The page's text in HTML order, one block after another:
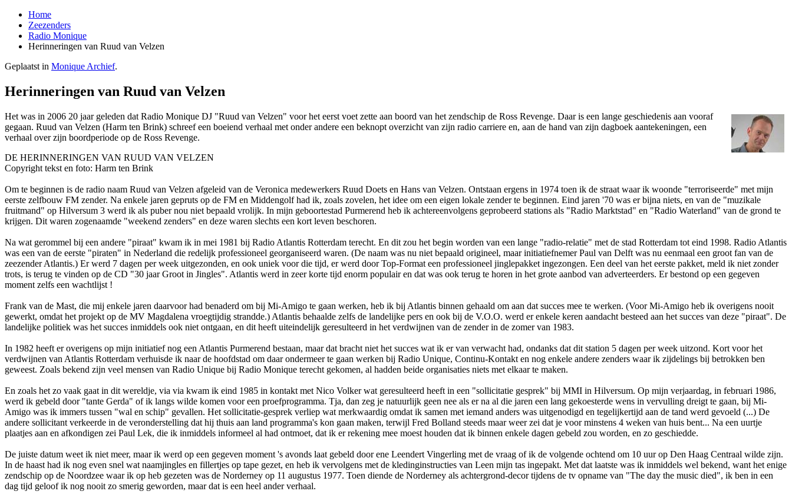
Home
Zeezenders
Radio Monique
Herinneringen van Ruud van Velzen
Geplaatst in Monique Archief.
Herinneringen van Ruud van Velzen
Het was in 2006 20 jaar geleden dat Radio Monique DJ "Ruud van Velzen" voor het eerst voet zette aan boord van het zendschip de Ross Revenge. Daar is een lange geschiedenis aan vooraf
gegaan. Ruud van Velzen (Harm ten Brink) schreef een boeiend verhaal met onder andere een beknopt overzicht van zijn radio carriere en, aan de hand van zijn dagboek aantekeningen, een
verhaal over zijn boordperiode op de Ross Revenge.
DE HERINNERINGEN VAN RUUD VAN VELZEN
Copyright tekst en foto: Harm ten Brink
Om te beginnen is de radio naam Ruud van Velzen afgeleid van de Veronica medewerkers Ruud Doets en Hans van Velzen. O­ntstaan ergens in 1974 toen ik de straat waar ik woonde "terroriseerde" met mijn
eerste zelfbouw FM zender. Na enkele jaren gepruts op de FM en Middengolf had ik, zoals zovelen, het idee om een eigen lokale zender te beginnen. Eind jaren '70 was er bijna niets, en van de "muzikale
fruitmand" op Hilversum 3 werd ik als puber nou niet bepaald vrolijk. In mijn geboortestad Purmerend heb ik achtereenvolgens geprobeerd stations als "Radio Marktstad" en "Radio Waterland" van de grond te
krijgen. Dit waren zogenaamde "weekend zenders" en deze waren slechts een kort leven beschoren.
Na wat gerommel bij een andere "piraat" kwam ik in mei 1981 bij Radio Atlantis Rotterdam terecht. En dit zou het begin worden van een lange "radio-relatie" met de stad Rotterdam tot eind 1998. Radio Atlantis
was een van de eerste "piraten" in Nederland die redelijk professioneel georganiseerd waren. (De naam was nu niet bepaald origineel, maar initiatiefnemer Paul van Delft was nu eenmaal een groot fan van de
zeezender Atlantis.) Er werd 7 dagen per week uitgezonden, en ook uniek voor die tijd, er werd door Top-Format een professioneel jinglepakket ingezongen. Een deel van het eerste pakket, meld ik niet zonder
trots, is terug te vinden op de CD "30 jaar Groot in Jingles". Atlantis werd in zeer korte tijd enorm populair en dat was ook terug te horen in het grote aanbod van adverteerders. Er bestond op een gegeven
moment zelfs een wachtlijst !
Frank van de Mast, die mij enkele jaren daarvoor had benaderd om bij Mi-Amigo te gaan werken, heb ik bij Atlantis binnen gehaald om aan dat succes mee te werken. (Voor Mi-Amigo heb ik overigens nooit
gewerkt, omdat het projekt op de MV Magdalena vroegtijdig strandde.) Atlantis behaalde zelfs de landelijke pers en ook bij de V.O.O. werd er enkele keren aandacht besteed aan het succes van deze "piraat". De
landelijke politiek was het succes inmiddels ook niet o­ntgaan, en dit heeft uiteindelijk geresulteerd in het verdwijnen van de zender in de zomer van 1983.
In 1982 heeft er overigens op mijn initiatief nog een Atlantis Purmerend bestaan, maar dat bracht niet het succes wat ik er van verwacht had, o­ndanks dat dit station 5 dagen per week uitzond. Kort voor het
verdwijnen van Atlantis Rotterdam verhuisde ik naar de hoofdstad om daar o­ndermeer te gaan werken bij Radio Unique, Continu-Kontakt en nog enkele andere zenders waar ik zijdelings bij betrokken ben
geweest. Zoals bekend zijn veel mensen van Radio Unique bij Radio Monique terecht gekomen, al hadden beide organisaties niets met elkaar te maken.
En zoals het zo vaak gaat in dit wereldje, via via kwam ik eind 1985 in kontakt met Nico Volker wat geresulteerd heeft in een "sollicitatie gesprek" bij MMI in Hilversum. Op mijn verjaardag, in februari 1986,
werd ik gebeld door "tante Gerda" of ik langs wilde komen voor een proefprogramma. Tja, dan zeg je natuurlijk geen nee als er na al die jaren een lang gekoesterde wens in vervulling dreigt te gaan, bij Mi-
Amigo was ik immers tussen "wal en schip" gevallen. Het sollicitatie-gesprek verliep wat merkwaardig omdat ik samen met iemand anders was uitgenodigd en tegelijkertijd aan de tand werd gevoeld (...) De
andere sollicitant verkeerde in de veronderstelling dat hij thuis aan land programma's kon gaan maken, terwijl Fred Bolland steeds maar weer zei dat je voor minstens 4 weken van huis bent... Na een uurtje
plaatjes aan en afkondigen zei Paul Lek, die ik inmiddels informeel al had o­ntmoet, dat ik er rekening mee moest houden dat ik binnen enkele dagen gebeld zou worden, en zo geschiedde.
De juiste datum weet ik niet meer, maar ik werd op een gegeven moment 's avonds laat gebeld door ene Leendert Vingerling met de vraag of ik de volgende ochtend om 10 uur op Den Haag Centraal wilde zijn.
In de haast had ik nog even snel wat naamjingles en fillertjes op tape gezet, en heb ik vervolgens met de kledinginstructies van Leen mijn tas ingepakt. Met dat laatste was ik inmiddels wel bekend, want het enige
zendschip op de Noordzee waar ik op heb gezeten was de Norderney op 11 augustus 1977. Toen diende de Norderney als achtergrond-decor tijdens de tv opname van "The day the music died", ik ben in een
dag tijd geloof ik nog nooit zo smerig geworden, maar dat is een heel ander verhaal.